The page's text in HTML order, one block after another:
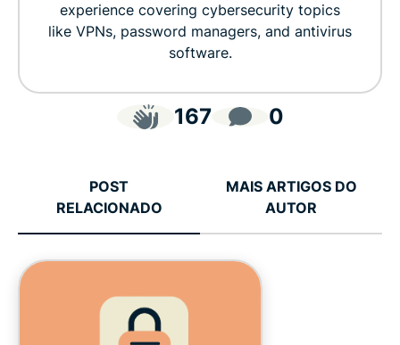
experience covering cybersecurity topics
like VPNs, password managers, and antivirus
software.
167 0
POST
RELACIONADO
MAIS ARTIGOS DO
AUTOR